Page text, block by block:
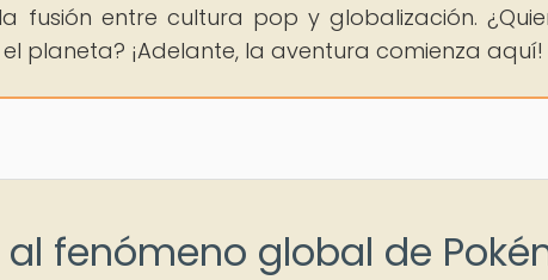
fusión entre cultura pop y globalización.
planeta? ¡Adelante, la aventura comienza aquí!
fenómeno global de